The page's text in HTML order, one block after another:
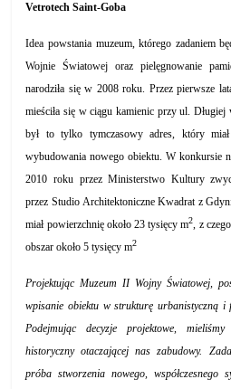
Vetrotech Saint-Goba
Idea powstania muzeum, którego zadaniem
Wojnie Światowej oraz pielęgnowanie
narodziła się w 2008 roku. Przez pierwsze
mieściła się w ciągu kamienic przy ul.
był to tylko tymczasowy adres, który
wybudowania nowego obiektu. W konkursie
2010 roku przez Ministerstwo Kultury
przez Studio Architektoniczne Kwadrat z
miał powierzchnię około 23 tysięcy m2, z
obszar około 5 tysięcy m2
Projektując Muzeum II Wojny Światowej,
wpisanie obiektu w strukturę urbanistyczną i
Podejmując decyzje projektowe,
historyczny otaczającej nas zabudowy.
próba stworzenia nowego, współczesnego